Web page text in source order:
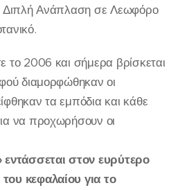
Διπλή Ανάπλαση σε Λεωφόρο
το 2006 και σήμερα βρίσκεται
διαμορφώθηκαν οι
τα εμπόδια και κάθε
να προχωρήσουν οι
στον ευρύτερο
κεφαλαίου για το